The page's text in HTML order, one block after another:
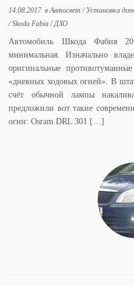
14.08.2017вАвтосвет/ Установка
/Skoda Fabia/ ДХО
Автомобиль Шкода Фабия
минимальная. Изначально
оригинальные
«дневных ходовых огней». В
счёт обычной лампы
предложили вот такие
огни: Osram DRL 301 […]